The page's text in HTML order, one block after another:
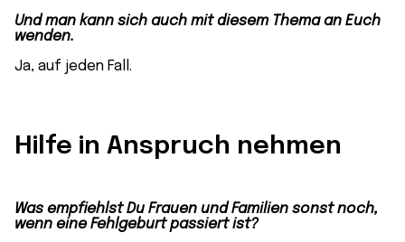
Und man kann sich auch mit diesem Thema an Euch
wenden.
Ja, auf jeden Fall.
Hilfe in Anspruch nehmen
Was empfiehlst Du Frauen und Familien sonst noch,
wenn eine Fehlgeburt passiert ist?